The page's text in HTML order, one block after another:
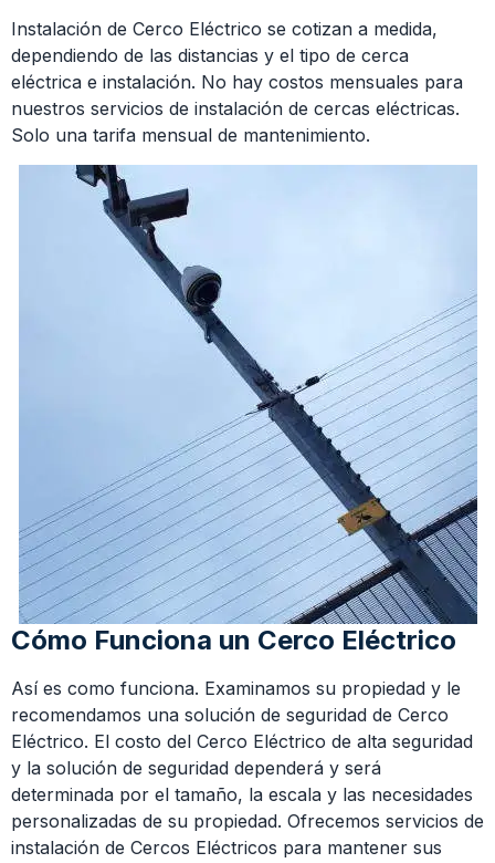
Instalación de Cerco Eléctrico se cotizan a medida,
dependiendo de las distancias y el tipo de cerca
eléctrica e instalación. No hay costos mensuales para
nuestros servicios de instalación de cercas eléctricas.
Solo una tarifa mensual de mantenimiento.
Cómo Funciona un Cerco Eléctrico
Así es como funciona. Examinamos su propiedad y le
recomendamos una solución de seguridad de Cerco
Eléctrico. El costo del Cerco Eléctrico de alta seguridad
y la solución de seguridad dependerá y será
determinada por el tamaño, la escala y las necesidades
personalizadas de su propiedad. Ofrecemos servicios de
instalación de Cercos Eléctricos para mantener sus